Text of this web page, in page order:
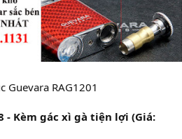
Guevara RAG1201
- Kèm gác xì gà tiện lợi (Giá: